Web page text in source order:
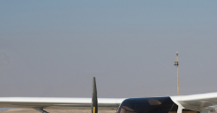
با هواپیماهای فوق‌سبک